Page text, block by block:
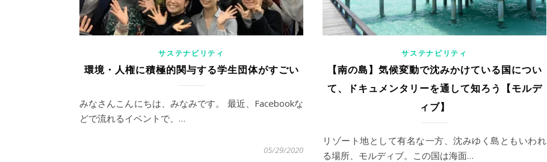
サステナビリティ
環境・人権に積極的関与する学生団体がすごい
みなさんこんにちは、みなみです。 最近、Facebookな
どで流れるイベントで、…
05/29/2020
サステナビリティ
【南の島】気候変動で沈みかけている国につい
て、ドキュメンタリーを通して知ろう【モルデ
ィブ】
リゾート地として有名な一方、沈みゆく島ともいわれ
る場所、モルディブ。この国は海面…